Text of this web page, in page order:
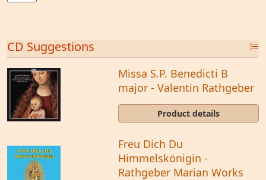
CD Suggestions
Missa S.P. Benedicti B
major - Valentin Rathgeber
Product details
Freu Dich Du
Himmelskönigin -
Rathgeber Marian Works